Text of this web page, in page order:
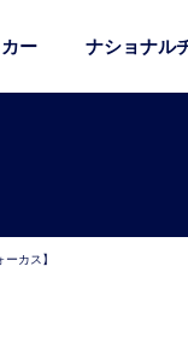
ー ナショナル
カス】